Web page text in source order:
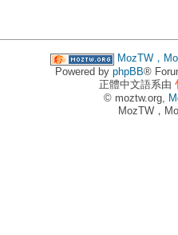
MozTW，
Powered by phpBB®
正體中文語系由
© moztw.org,
MozTW，